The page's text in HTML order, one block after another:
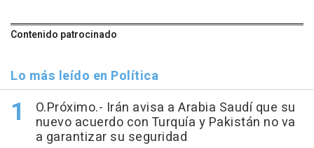
Contenido patrocinado
Lo más leído en Política
O.Próximo.- Irán avisa a Arabia Saudí que su
nuevo acuerdo con Turquía y Pakistán no va
a garantizar su seguridad